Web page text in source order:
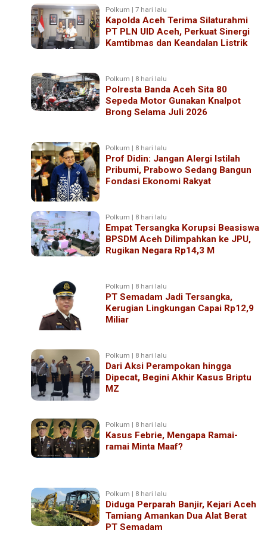
Polkum | 7 hari lalu
Kapolda Aceh Terima Silaturahmi
PT PLN UID Aceh, Perkuat Sinergi
Kamtibmas dan Keandalan Listrik
Polkum | 8 hari lalu
Polresta Banda Aceh Sita 80
Sepeda Motor Gunakan Knalpot
Brong Selama Juli 2026
Polkum | 8 hari lalu
Prof Didin: Jangan Alergi Istilah
Pribumi, Prabowo Sedang Bangun
Fondasi Ekonomi Rakyat
Polkum | 8 hari lalu
Empat Tersangka Korupsi Beasiswa
BPSDM Aceh Dilimpahkan ke JPU,
Rugikan Negara Rp14,3 M
Polkum | 8 hari lalu
PT Semadam Jadi Tersangka,
Kerugian Lingkungan Capai Rp12,9
Miliar
Polkum | 8 hari lalu
Dari Aksi Perampokan hingga
Dipecat, Begini Akhir Kasus Briptu
MZ
Polkum | 8 hari lalu
Kasus Febrie, Mengapa Ramai-
ramai Minta Maaf?
Polkum | 8 hari lalu
Diduga Perparah Banjir, Kejari Aceh
Tamiang Amankan Dua Alat Berat
PT Semadam